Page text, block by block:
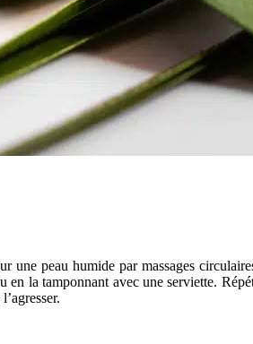
une peau humide par massages
en la tamponnant avec une serviette.